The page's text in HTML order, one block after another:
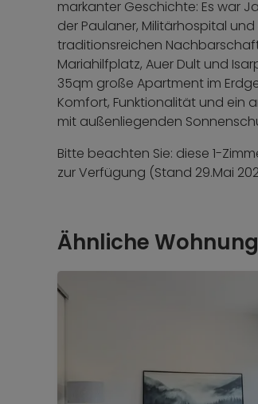
markanter Geschichte: Es war
der Paulaner, Militärhospital
traditionsreichen
Mariahilfplatz, Auer Dult und
35qm große Apartment im
Komfort, Funktionalität und ein
mit außenliegenden
Bitte beachten Sie: diese 1-
zur Verfügung (Stand 29.Mai
Ähnliche